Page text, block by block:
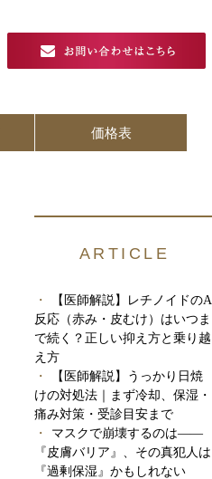
価格表
ARTICLE
【医師解説】レチノイドのA
反応（赤み・皮むけ）はいつま
で続く？正しい抑え方と乗り越
え方
【医師解説】うっかり日焼
けの対処法｜まず冷却、保湿・
痛み対策・受診目安まで
マスクで崩壊するのは――
『皮膚バリア』、その真犯人は
『過剰保湿』かもしれない